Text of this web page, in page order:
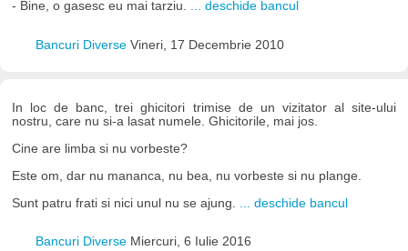
- Bine, o gasesc eu mai tarziu. ... deschide bancul
Bancuri Diverse Vineri, 17 Decembrie 2010
In loc de banc, trei ghicitori trimise de un vizitator al site-ului
nostru, care nu si-a lasat numele. Ghicitorile, mai jos.
Cine are limba si nu vorbeste?
Este om, dar nu mananca, nu bea, nu vorbeste si nu plange.
Sunt patru frati si nici unul nu se ajung. ... deschide bancul
Bancuri Diverse Miercuri, 6 Iulie 2016